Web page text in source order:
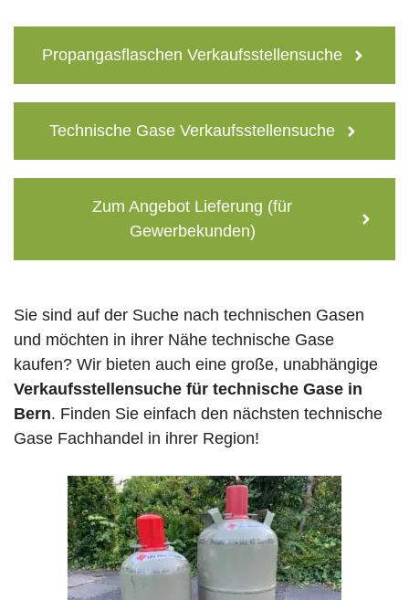
Propangasflaschen Verkaufsstellensuche
Technische Gase Verkaufsstellensuche
Zum Angebot Lieferung (für
Gewerbekunden)
Sie sind auf der Suche nach technischen Gasen
und möchten in ihrer Nähe technische Gase
kaufen? Wir bieten auch eine große, unabhängige
Verkaufsstellensuche für technische Gase in
Bern. Finden Sie einfach den nächsten technische
Gase Fachhandel in ihrer Region!